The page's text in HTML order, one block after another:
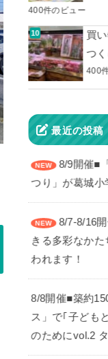
400件のビュー
買
つ
400
最近の投稿
8/9開催■
つり」が葛城小
8/7-8/16
きる多彩なか
われます！
8/8開催■築約
ス」で｢子ども
のためにvol.2